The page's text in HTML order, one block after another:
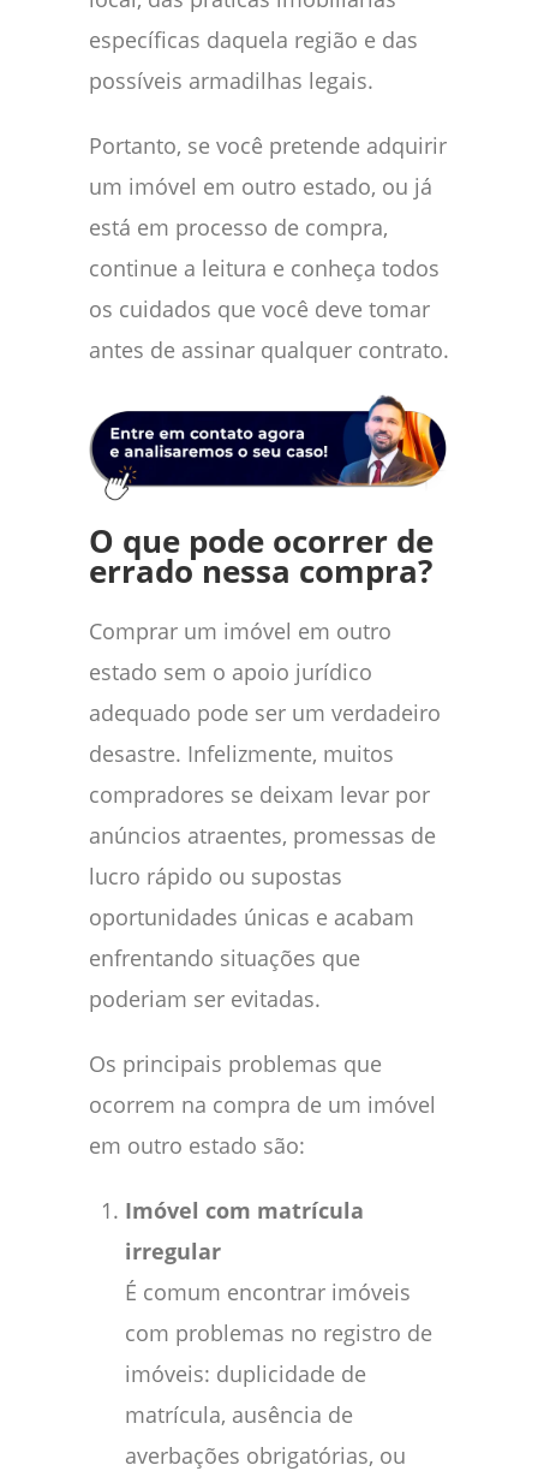
específicas daquela região e das
possíveis armadilhas legais.
Portanto, se você pretende adquirir
um imóvel em outro estado, ou já
está em processo de compra,
continue a leitura e conheça todos
os cuidados que você deve tomar
antes de assinar qualquer contrato.
O que pode ocorrer de
errado nessa compra?
Comprar um imóvel em outro
estado sem o apoio jurídico
adequado pode ser um verdadeiro
desastre. Infelizmente, muitos
compradores se deixam levar por
anúncios atraentes, promessas de
lucro rápido ou supostas
oportunidades únicas e acabam
enfrentando situações que
poderiam ser evitadas.
Os principais problemas que
ocorrem na compra de um imóvel
em outro estado são:
Imóvel com matrícula
irregular
É comum encontrar imóveis
com problemas no registro de
imóveis: duplicidade de
matrícula, ausência de
averbações obrigatórias, ou